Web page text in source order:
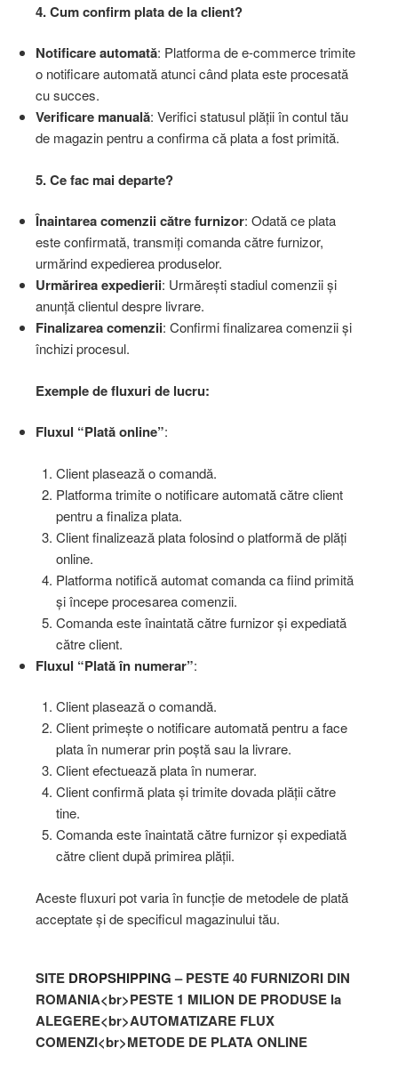
4. Cum confirm plata de la client?
Notificare automată: Platforma de e-commerce trimite
o notificare automată atunci când plata este procesată
cu succes.
Verificare manuală: Verifici statusul plății în contul tău
de magazin pentru a confirma că plata a fost primită.
5. Ce fac mai departe?
Înaintarea comenzii către furnizor: Odată ce plata
este confirmată, transmiți comanda către furnizor,
urmărind expedierea produselor.
Urmărirea expedierii: Urmărești stadiul comenzii și
anunță clientul despre livrare.
Finalizarea comenzii: Confirmi finalizarea comenzii și
închizi procesul.
Exemple de fluxuri de lucru:
Fluxul “Plată online”:
Client plasează o comandă.
Platforma trimite o notificare automată către client
pentru a finaliza plata.
Client finalizează plata folosind o platformă de plăți
online.
Platforma notifică automat comanda ca fiind primită
și începe procesarea comenzii.
Comanda este înaintată către furnizor și expediată
către client.
Fluxul “Plată în numerar”:
Client plasează o comandă.
Client primește o notificare automată pentru a face
plata în numerar prin poștă sau la livrare.
Client efectuează plata în numerar.
Client confirmă plata și trimite dovada plății către
tine.
Comanda este înaintată către furnizor și expediată
către client după primirea plății.
Aceste fluxuri pot varia în funcție de metodele de plată
acceptate și de specificul magazinului tău.
SITE DROPSHIPPING– PESTE 40 FURNIZORI DIN
ROMANIA<br>PESTE 1 MILION DE PRODUSE la
ALEGERE<br>AUTOMATIZARE FLUX
COMENZI<br>METODE DE PLATA ONLINE